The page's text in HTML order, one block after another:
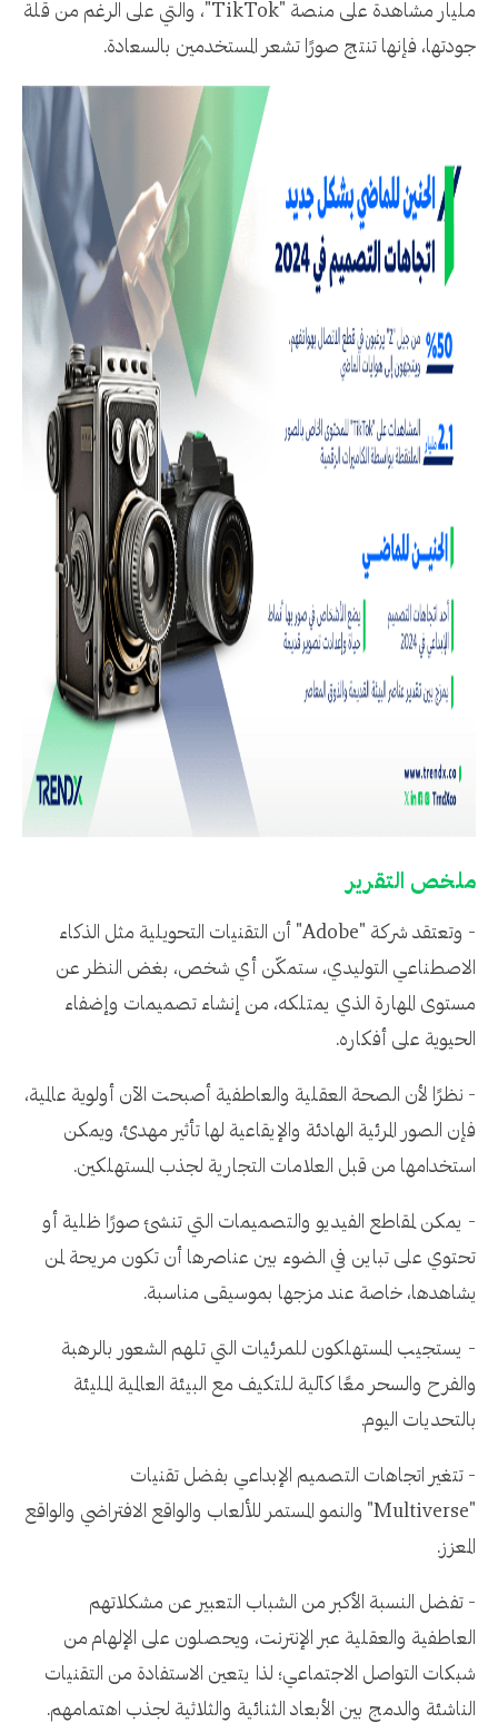
مليار مشاهدة على منصة "TikTok"، والتي على الرغم من قلة
جودتها، فإنها تنتج صورًا تشعر المستخدمين بالسعادة.
ملخص التقرير
- وتعتقد شركة "Adobe" أن التقنيات التحويلية مثل الذكاء
الاصطناعي التوليدي، ستمكّن أي شخص، بغض النظر عن
مستوى المهارة الذي يمتلكه، من إنشاء تصميمات وإضفاء
الحيوية على أفكاره.
- نظرًا لأن الصحة العقلية والعاطفية أصبحت الآن أولوية عالمية،
فإن الصور المرئية الهادئة والإيقاعية لها تأثير مهدئ، ويمكن
استخدامها من قبل العلامات التجارية لجذب المستهلكين.
- يمكن لمقاطع الفيديو والتصميمات التي تنشئ صورًا ظلية أو
تحتوي على تباين في الضوء بين عناصرها أن تكون مريحة لمن
يشاهدها، خاصة عند مزجها بموسيقى مناسبة.
- يستجيب المستهلكون للمرئيات التي تلهم الشعور بالرهبة
والفرح والسحر معًا كآلية للتكيف مع البيئة العالمية المليئة
بالتحديات اليوم.
- تتغير اتجاهات التصميم الإبداعي بفضل تقنيات
"Multiverse" والنمو المستمر للألعاب والواقع الافتراضي والواقع
المعزز.
- تفضل النسبة الأكبر من الشباب التعبير عن مشكلاتهم
العاطفية والعقلية عبر الإنترنت، ويحصلون على الإلهام من
شبكات التواصل الاجتماعي؛ لذا يتعين الاستفادة من التقنيات
الناشئة والدمج بين الأبعاد الثنائية والثلاثية لجذب اهتمامهم.